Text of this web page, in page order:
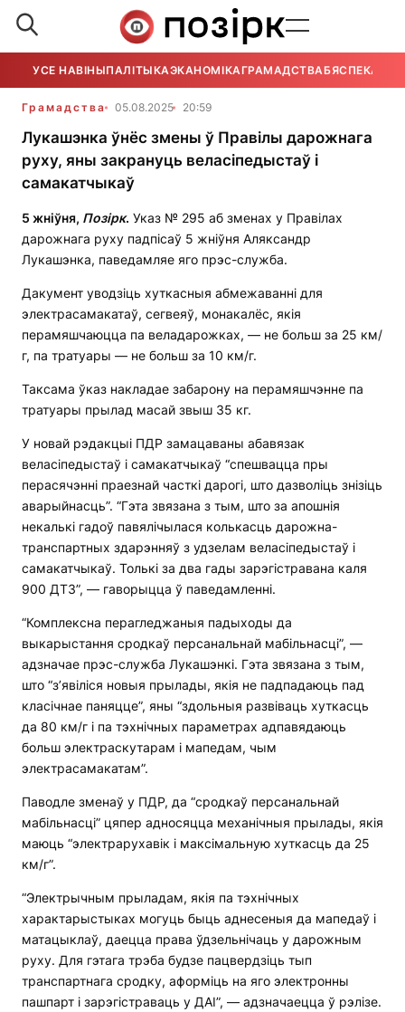
УСЕ НАВІНЫПАЛІТЫКАЭКАНОМІКАГРАМАДСТВАБЯСПЕКА
Грамадства 05.08.2025 20:59
Лукашэнка ўнёс змены ў Правілы дарожнага
руху, яны закрануць веласіпедыстаў і
самакатчыкаў
5 жніўня, Позірк. Указ № 295 аб зменах у Правілах
дарожнага руху падпісаў 5 жніўня Аляксандр
Лукашэнка, паведамляе яго прэс-служба.
Дакумент уводзіць хуткасныя абмежаванні для
электрасамакатаў, сегвеяў, монакалёс, якія
перамяшчаюцца па веладарожках, — не больш за 25 км/
г, па тратуары — не больш за 10 км/г.
Таксама ўказ накладае забарону на перамяшчэнне па
тратуары прылад масай звыш 35 кг.
У новай рэдакцыі ПДР замацаваны абавязак
веласіпедыстаў і самакатчыкаў “спешвацца пры
перасячэнні праезнай часткі дарогі, што дазволіць знізіць
аварыйнасць”. “Гэта звязана з тым, што за апошнія
некалькі гадоў павялічылася колькасць дарожна-
транспартных здарэнняў з удзелам веласіпедыстаў і
самакатчыкаў. Толькі за два гады зарэгістравана каля
900 ДТЗ”, — гаворыцца ў паведамленні.
“Комплексна перагледжаныя падыходы да
выкарыстання сродкаў персанальнай мабільнасці”, —
адзначае прэс-служба Лукашэнкі. Гэта звязана з тым,
што “з’явіліся новыя прылады, якія не падпадаюць пад
класічнае паняцце”, яны “здольныя развіваць хуткасць
да 80 км/г і па тэхнічных параметрах адпавядаюць
больш электраскутарам і мапедам, чым
электрасамакатам”.
Паводле зменаў у ПДР, да “сродкаў персанальнай
мабільнасці” цяпер адносяцца механічныя прылады, якія
маюць “электрарухавік і максімальную хуткасць да 25
км/г”.
“Электрычным прыладам, якія па тэхнічных
характарыстыках могуць быць аднесеныя да мапедаў і
матацыклаў, даецца права ўдзельнічаць у дарожным
руху. Для гэтага трэба будзе пацвердзіць тып
транспартнага сродку, аформіць на яго электронны
пашпарт і зарэгістраваць у ДАІ”, — адзначаецца ў рэлізе.